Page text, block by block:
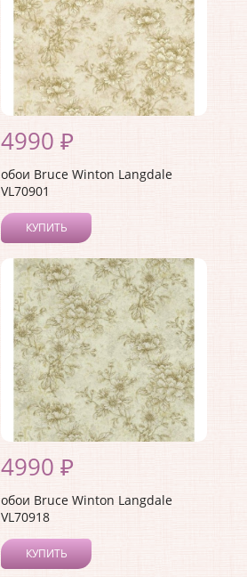
4990 ₽
обои Bruce Winton Langdale
VL70901
КУПИТЬ
4990 ₽
обои Bruce Winton Langdale
VL70918
КУПИТЬ